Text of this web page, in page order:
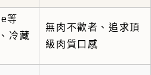
等
冷藏
無肉不歡者、追求頂
級肉質口感